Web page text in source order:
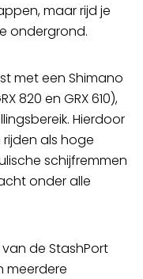
maar rijd je
ondergrond.
met een Shimano
820 en GRX 610),
Hierdoor
rijden als hoge
schijfremmen
onder alle
de StashPort
meerdere